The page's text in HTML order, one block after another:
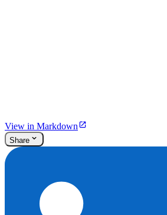
View in Markdown
Share